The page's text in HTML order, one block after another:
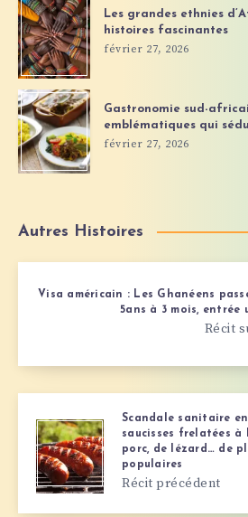
Les grandes ethnies
histoires fascinantes
février 27, 2026
Gastronomie sud-
emblématiques qui
février 27, 2026
Autres Histoires
Visa américain : Les Ghanéens
5ans à 3 mois, entrée
Récit
Scandale sanitaire
saucisses frelatées à
porc, de lézard… de
populaires
Récit précédent